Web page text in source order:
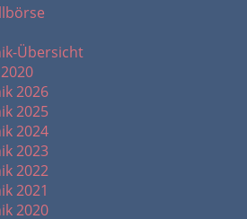
Übersicht
2026
2025
2024
2023
2022
2021
2020